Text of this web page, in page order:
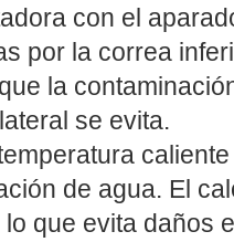
con el
por la correa
la
se evita.
de agua. El
que evita daños